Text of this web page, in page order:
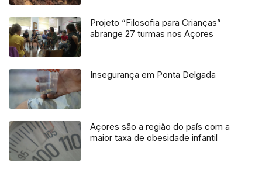
Projeto “Filosofia para Crianças”
abrange 27 turmas nos Açores
Insegurança em Ponta Delgada
Açores são a região do país com a
maior taxa de obesidade infantil